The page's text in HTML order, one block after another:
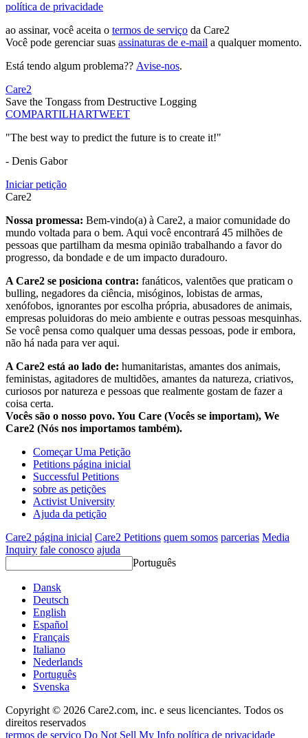
política de privacidade
ao assinar, você aceita o termos de serviço da Care2
Você pode gerenciar suas assinaturas de e-mail a qualquer momento.
Está tendo algum problema?? Avise-nos.
Care2
Save the Tongass from Destructive Logging
COMPARTILHARTWEET
"The best way to predict the future is to create it!"
- Denis Gabor
Iniciar petição
Care2
Nossa promessa: Bem-vindo(a) à Care2, a maior comunidade do
mundo voltada para o bem. Aqui você encontrará 45 milhões de
pessoas que partilham da mesma opinião trabalhando a favor do
progresso, da bondade e de um impacto duradouro.
A Care2 se posiciona contra: fanáticos, valentões que praticam o
bulling, negadores da ciência, misóginos, lobistas de armas,
xenófobos, ignorantes por escolha própria, abusadores de animais,
empresas poluidoras do meio ambiente e outras pessoas mesquinhas.
Se você pensa como qualquer uma dessas pessoas, pode ir embora,
não há nada para ver aqui.
A Care2 está ao lado de: humanitaristas, amantes dos animais,
feministas, agitadores de multidões, amantes da natureza, criativos,
curiosos por natureza e pessoas que realmente gostam de fazer a
coisa certa.
Vocês são o nosso povo. You Care (Vocês se importam), We
Care2 (Nós nos importamos também).
Começar Uma Petição
Petitions página inicial
Successful Petitions
sobre as petições
Activist University
Ajuda da petição
Care2 página inicial Care2 Petitions quem somos parcerias Media
Inquiry fale conosco ajuda
Português
Dansk
Deutsch
English
Español
Français
Italiano
Nederlands
Português
Svenska
Copyright © 2026 Care2.com, inc. e seus licenciantes. Todos os
direitos reservados
termos de serviço Do Not Sell My Info política de privacidade